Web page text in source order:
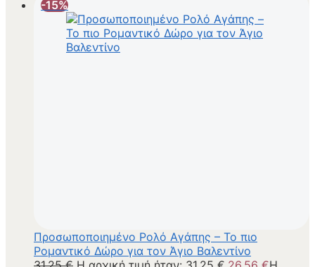
-15%
Προσωποποιημένο Ρολό Αγάπης – Το πιο
Ρομαντικό Δώρο για τον Άγιο Βαλεντίνο